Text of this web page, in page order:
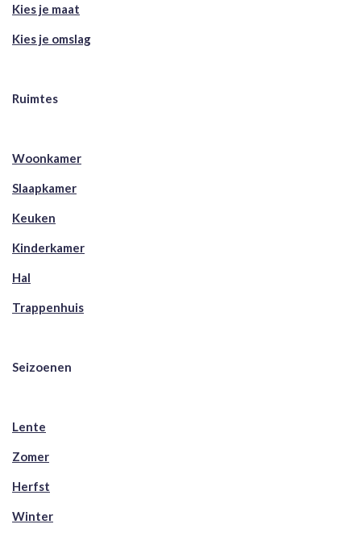
Kies je maat
Kies je omslag
Ruimtes
Woonkamer
Slaapkamer
Keuken
Kinderkamer
Hal
Trappenhuis
Seizoenen
Lente
Zomer
Herfst
Winter